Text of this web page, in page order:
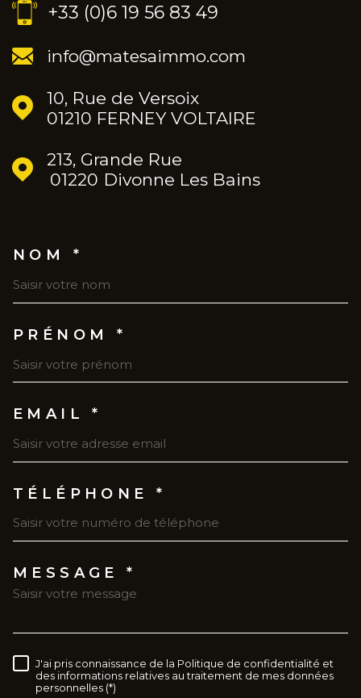
+33 (0)6 19 56 83 49
info@matesaimmo.com
10, Rue de Versoix
01210 FERNEY VOLTAIRE
213, Grande Rue
01220
Divonne Les Bains
NOM *
PRÉNOM *
EMAIL *
TÉLÉPHONE *
MESSAGE *
RÈGLEMENTATION
J'ai pris connaissance de la Politique de confidentialité et
des informations relatives au traitement de mes données
personnelles (*)